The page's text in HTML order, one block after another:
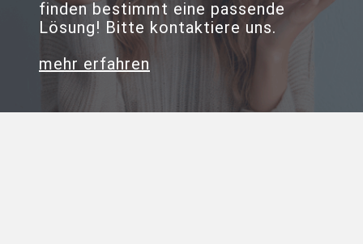
finden bestimmt eine passende
Lösung! Bitte kontaktiere uns.
mehr erfahren